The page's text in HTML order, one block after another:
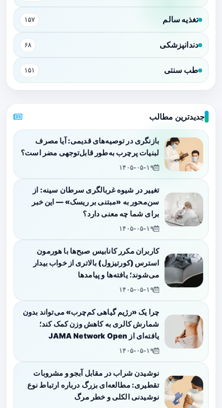
تغذیه سالم ۱۵۷
دندانپزشکی ۶۸
طب سنتی ۱۵۱
جدیدترین مطالب
بازنگری در توصیه‌های قدیمی: آیا مصرف
لبنیات پرچرب به‌طور قابل‌توجهی مضر است؟
۱۴۰۵-۰۵-۱۹
تغییر در شیوه غربالگری سرطان سینه: از
سن‌محور به «مبتنی بر ریسک» — این خبر
برای شما چه معنی دارد؟
۱۴۰۵-۰۵-۱۹
کاربران مکرر کانابیس صبح‌ها با هورمون
استرس (کورتیزول) بالاتری از خواب بیدار
می‌شوند؛ یافته‌ها و پیامدها
۱۴۰۵-۰۵-۱۹
چرا یک «رژیم گیاهی کم‌چرب» می‌تواند بدون
شمارش کالری به کاهش وزن کمک کند؛
یافته‌ای از JAMA Network Open
۱۴۰۵-۰۵-۱۹
نوشیدن شراب در مقابل آبجو و مشروبات
تقطیری: مطالعه‌ای بزرگ درباره ارتباط نوع
نوشیدنی الکلی و خطر مرگ